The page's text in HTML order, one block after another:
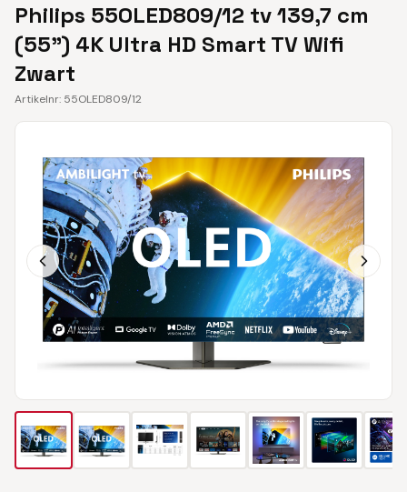
Philips 55OLED809/12 tv 139,7 cm
(55") 4K Ultra HD Smart TV Wifi
Zwart
Artikelnr: 55OLED809/12